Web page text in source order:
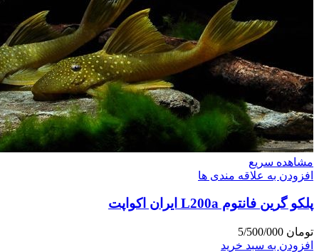
مشاهده سریع
افزودن به علاقه مندی ها
پلکو گرین فانتوم L200a ایران اکواپت
تومان
افزودن به سبد خرید